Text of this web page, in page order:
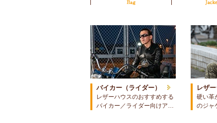
バイカー（ライダー）
レザーハウスのおすすめする
バイカー／ライダー向けア…
レザ
硬い革
のジャ